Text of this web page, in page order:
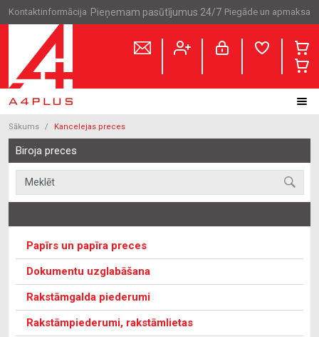
Kontaktinformācija Pieņemam pasūtījumus 24/7 Piegāde un apmaksa
Sākums Kancelejas preces
Biroja preces
Papīrs un papīra preces
Dokumentu uzglabāšana
Rakstāmgalda piederumi
Rakstāmpiederumi, rakstāmlietas